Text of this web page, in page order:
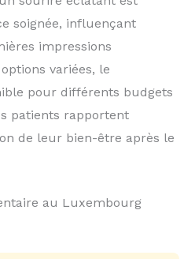
soignée, influençant
impressions
variées, le
pour différents budgets
patients rapportent
de leur bien-être après le
au Luxembourg